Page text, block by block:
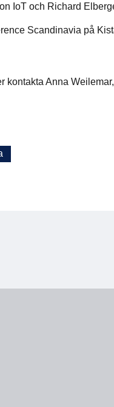
IoT och Richard
Scandinavia på
kontakta Anna